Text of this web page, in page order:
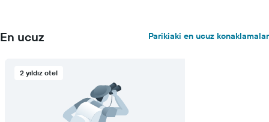
En ucuz Parikiaki en ucuz konaklamalar
2 yıldız otel